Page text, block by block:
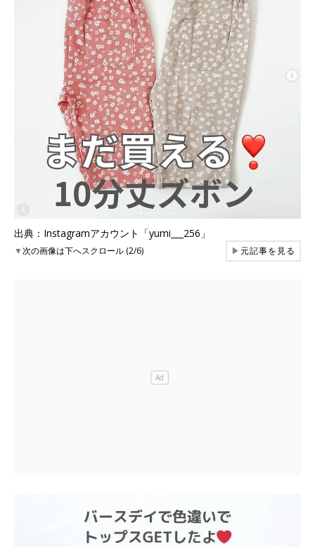
出典：Instagramアカウント「yumi___256」
▼次の画像は下へスクロール (2/6) ▶元記事を見る